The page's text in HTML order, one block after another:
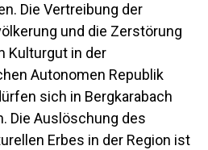
Die Vertreibung der
und die Zerstörung
Kulturgut in der
Autonomen Republik
sich in Bergkarabach
Die Auslöschung des
Erbes in der Region ist